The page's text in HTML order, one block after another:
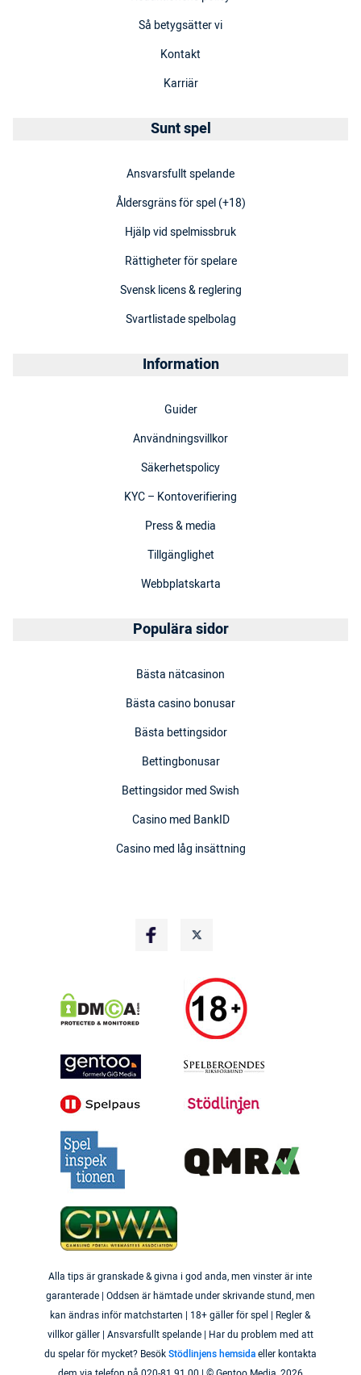
Så betygsätter vi
Kontakt
Karriär
Sunt spel
Ansvarsfullt spelande
Åldersgräns för spel (+18)
Hjälp vid spelmissbruk
Rättigheter för spelare
Svensk licens & reglering
Svartlistade spelbolag
Information
Guider
Användningsvillkor
Säkerhetspolicy
KYC – Kontoverifiering
Press & media
Tillgänglighet
Webbplatskarta
Populära sidor
Bästa nätcasinon
Bästa casino bonusar
Bästa bettingsidor
Bettingbonusar
Bettingsidor med Swish
Casino med BankID
Casino med låg insättning
Alla tips är granskade & givna i god anda, men vinster är inte
garanterade | Oddsen är hämtade under skrivande stund, men
kan ändras inför matchstarten | 18+ gäller för spel | Regler &
villkor gäller | Ansvarsfullt spelande | Har du problem med att
du spelar för mycket? BesökStödlinjens hemsidaeller kontakta